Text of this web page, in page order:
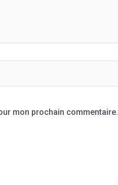
mon prochain commentaire.